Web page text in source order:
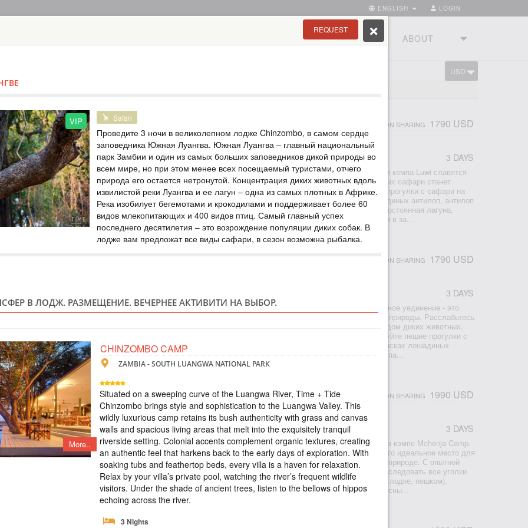
LOGIN
ENGLISH
TOURSTUDIO ABOUT
USD
PERSON SHARING 1790 USD
ZAMBIA
3 DAYS
Safari
3 дня и 2 ночи в уединенном кэмпе Luwi. Окрестности кемпа Luwi славятся
львами и дикими собаками. Их трекинг во время пеших сафари станет
незабываемым приключением! Комбинируйте пешие прогулки с сафари на
автомобиле, посетите верховья реки в поисках лошадиных антилоп, антилоп
Эланда и конгони. Недалеко от кемпа расположена постоянная лагуна,
привлекающая многих диких животных в особенности в за...
Eco Style САФАРИ В ЮЖНОЙ ЛУАНГВЕ, NSOLO
PERSON SHARING 1790 USD
3 DAYS
3 дня и 2 ночи в кэмпе Nsolo. Здесь вы получите полное уединение - это
самый настоящий островок комфорта посреди дикой природы. Расслабьтесь
на тенистой веранде, наблюдая за ежедневным парадом диких животных,
стремящихся к постоянной речной лагуне. Комбинируйте пешие прогулки с
сафари на автомобиле, посетите верховья реки в поисках лошадиных
антилоп, антилоп Эланда и конгони. Недалеко от кемпа...
PERSON SHARING 1990 USD
ZAMBIA
3 DAYS
Safari
Три дня и 2 ночи сафари и отдыха в Южной Луангве в кэмпе Mchenja Camp.
Парк South Luangwa - родина пешеходного сафари, это идеальное место для
любителей активного отдыха и приключений в дикой природе. С опытной
командой гидов вы можете по своему усмотрению исследовать все уголки
Национального парка Южная Луангва (на машине, на лодке, пешком).
Сафари в кемпе Mchenja всегда насыщенны и интересны...
REQUEST
VIP Safari
Проведите 3 ночи в великолепном лодже Chinzombo, в самом сердце
заповедника Южная Луангва. Южная Луангва – главный национальный
парк Замбии и один из самых больших заповедников дикой природы во
всем мире, но при этом менее всех посещаемый туристами, отчего
природа его остается нетронутой. Концентрация диких животных вдоль
извилистой реки Луангва и ее лагун – одна из самых плотных в Африке.
Река изобилует бегемотами и крокодилами и поддерживает более 60
видов млекопитающих и 400 видов птиц. Самый главный успех
последнего десятилетия – это возрождение популяции диких собак. В
лодже вам предложат все виды сафари, в сезон возможна рыбалка.
В ЛОДЖ. РАЗМЕЩЕНИЕ. ВЕЧЕРНЕЕ АКТИВИТИ НА ВЫБОР.
More..
CHINZOMBO CAMP
ZAMBIA - SOUTH LUANGWA NATIONAL PARK
Situated on a sweeping curve of the Luangwa River, Time + Tide
Chinzombo brings style and sophistication to the Luangwa Valley. This
wildly luxurious camp retains its bush authenticity with grass and canvas
walls and spacious living areas that melt into the exquisitely tranquil
riverside setting. Colonial accents complement organic textures, creating
an authentic feel that harkens back to the early days of exploration. With
soaking tubs and feathertop beds, every villa is a haven for relaxation.
Relax by your villa’s private pool, watching the river’s frequent wildlife
visitors. Under the shade of ancient trees, listen to the bellows of hippos
echoing across the river.
3 Nights